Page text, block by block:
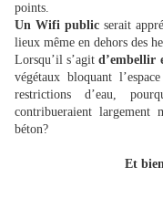
points.
Un Wifi public serait
lieux même en dehors des
Lorsqu’il s’agitd’embellir
végétaux bloquant
restrictions d’eau,
contribueraient largement
béton?
Et